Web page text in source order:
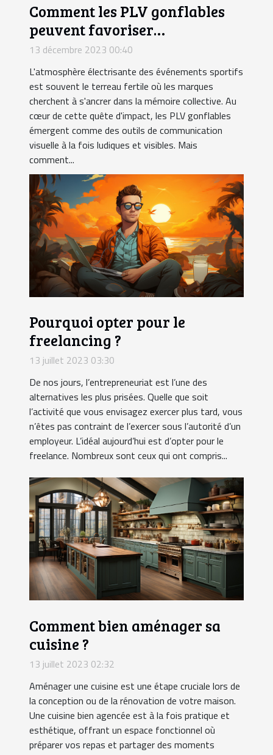
Comment les PLV gonflables
peuvent favoriser
l'engagement lors des
événements sportifs ?
13 décembre 2023 00:40
L'atmosphère électrisante des événements sportifs
est souvent le terreau fertile où les marques
cherchent à s'ancrer dans la mémoire collective. Au
cœur de cette quête d'impact, les PLV gonflables
émergent comme des outils de communication
visuelle à la fois ludiques et visibles. Mais
comment...
Pourquoi opter pour le
freelancing ?
13 juillet 2023 03:30
De nos jours, l’entrepreneuriat est l’une des
alternatives les plus prisées. Quelle que soit
l’activité que vous envisagez exercer plus tard, vous
n’êtes pas contraint de l’exercer sous l’autorité d’un
employeur. L’idéal aujourd’hui est d’opter pour le
freelance. Nombreux sont ceux qui ont compris...
Comment bien aménager sa
cuisine ?
13 juillet 2023 02:32
Aménager une cuisine est une étape cruciale lors de
la conception ou de la rénovation de votre maison.
Une cuisine bien agencée est à la fois pratique et
esthétique, offrant un espace fonctionnel où
préparer vos repas et partager des moments